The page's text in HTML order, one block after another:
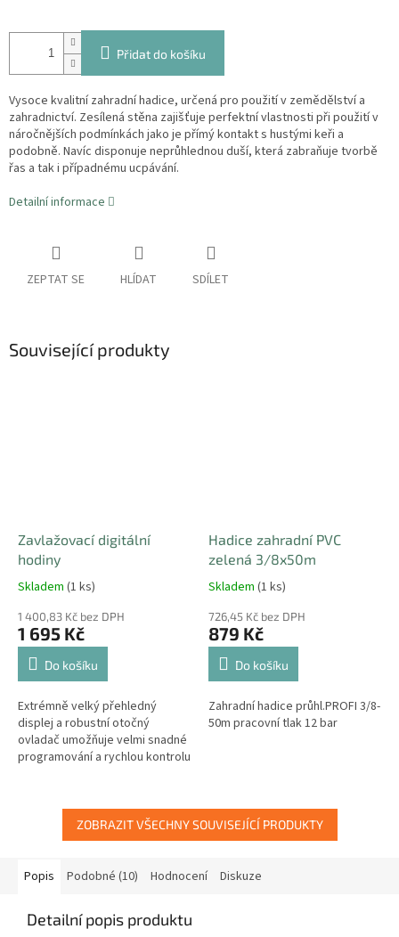
Přidat do košíku
Vysoce kvalitní zahradní hadice, určená pro použití v zemědělství a
zahradnictví. Zesílená stěna zajišťuje perfektní vlastnosti při použití v
náročnějších podmínkách jako je přímý kontakt s hustými keři a
podobně. Navíc disponuje neprůhlednou duší, která zabraňuje tvorbě
řas a tak i případnému ucpávání.
Detailní informace
ZEPTAT SE HLÍDAT SDÍLET
Související produkty
Zavlažovací digitální
hodiny
Skladem (1 ks)
1 400,83 Kč bez DPH
1 695 Kč
Do košíku
Extrémně velký přehledný
displej a robustní otočný
ovladač umožňuje velmi snadné
programování a rychlou kontrolu
Hadice zahradní PVC
zelená 3/8x50m
Skladem (1 ks)
726,45 Kč bez DPH
879 Kč
Do košíku
Zahradní hadice průhl.PROFI 3/8-
50m pracovní tlak 12 bar
ZOBRAZIT VŠECHNY SOUVISEJÍCÍ PRODUKTY
Popis Podobné (10) Hodnocení Diskuze
Detailní popis produktu